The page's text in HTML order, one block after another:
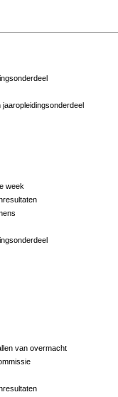
week
van overmacht